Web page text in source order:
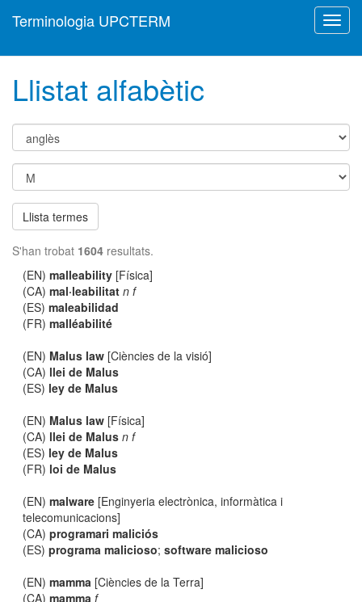
Terminologia UPCTERM
Llistat alfabètic
Llista termes
S'han trobat 1604 resultats.
(EN)malleability [Física]
(CA)mal·leabilitat n f
(ES)maleabilidad
(FR)malléabilité
(EN) Malus law [Ciències de la visió]
(CA) llei de Malus
(ES) ley de Malus
(EN) Malus law [Física]
(CA) llei de Malus n f
(ES) ley de Malus
(FR) loi de Malus
(EN)malware [Enginyeria electrònica, informàtica i
telecomunicacions]
(CA)programari maliciós
(ES)programa malicioso;software malicioso
(EN)mamma [Ciències de la Terra]
(CA)mamma f